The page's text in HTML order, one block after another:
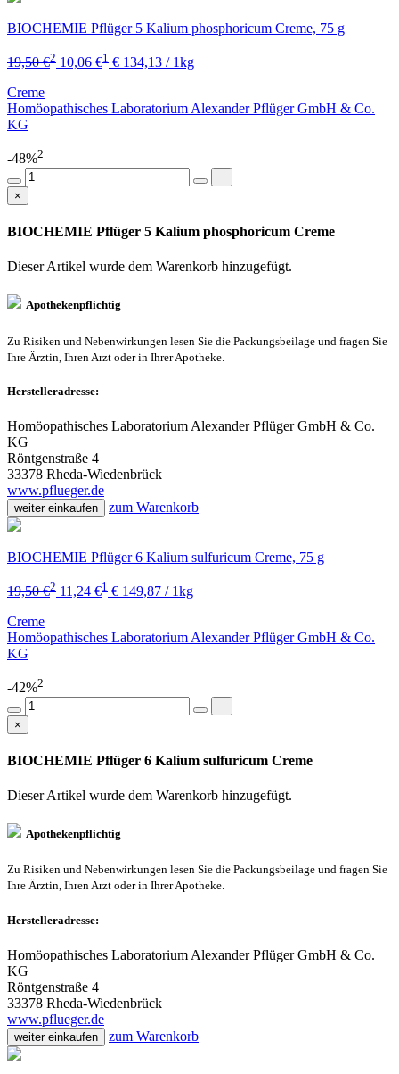
BIOCHEMIE Pflüger 5 Kalium phosphoricum Creme, 75 g
19,50 €2 10,06 €1 € 134,13 / 1kg
Creme
Homöopathisches Laboratorium Alexander Pflüger GmbH & Co.
KG
-48%2
×
BIOCHEMIE Pflüger 5 Kalium phosphoricum Creme
Dieser Artikel wurde dem Warenkorb hinzugefügt.
Apothekenpflichtig
Zu Risiken und Nebenwirkungen lesen Sie die Packungsbeilage und fragen Sie
Ihre Ärztin, Ihren Arzt oder in Ihrer Apotheke.
Herstelleradresse:
Homöopathisches Laboratorium Alexander Pflüger GmbH & Co.
KG
Röntgenstraße 4
33378 Rheda-Wiedenbrück
www.pflueger.de
weiter einkaufen zum Warenkorb
BIOCHEMIE Pflüger 6 Kalium sulfuricum Creme, 75 g
19,50 €2 11,24 €1 € 149,87 / 1kg
Creme
Homöopathisches Laboratorium Alexander Pflüger GmbH & Co.
KG
-42%2
×
BIOCHEMIE Pflüger 6 Kalium sulfuricum Creme
Dieser Artikel wurde dem Warenkorb hinzugefügt.
Apothekenpflichtig
Zu Risiken und Nebenwirkungen lesen Sie die Packungsbeilage und fragen Sie
Ihre Ärztin, Ihren Arzt oder in Ihrer Apotheke.
Herstelleradresse:
Homöopathisches Laboratorium Alexander Pflüger GmbH & Co.
KG
Röntgenstraße 4
33378 Rheda-Wiedenbrück
www.pflueger.de
weiter einkaufen zum Warenkorb